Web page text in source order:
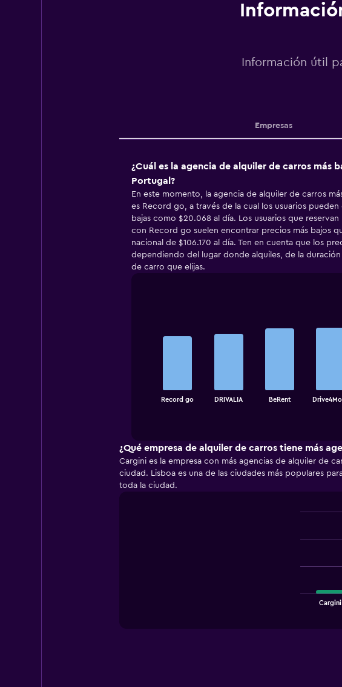
Información útil
Empresas
¿Cuál es la agencia de alquiler de carros más
Portugal?
En este momento, la agencia de alquiler de carros
es Record go, a través de la cual los usuarios
bajas como $20.068 al día. Los usuarios que
con Record go suelen encontrar precios más bajos
nacional de $106.170 al día. Ten en cuenta que los
dependiendo del lugar donde alquiles, de la
de carro que elijas.
chart
displaying
categories.
Range:
5
Record go DRIVALIA BeRent
¿Qué empresa de alquiler de carros tiene más
Cargini es la empresa con más agencias de alquiler de
ciudad. Lisboa es una de las ciudades más populares
toda la ciudad.
Cargini